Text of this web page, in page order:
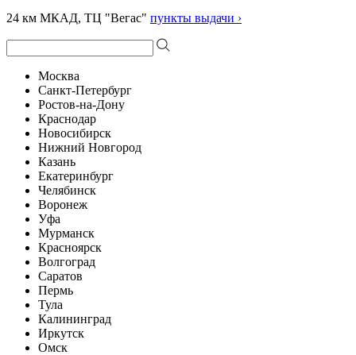
24 км МКАД, ТЦ "Вегас" пункты выдачи ›
Москва
Санкт-Петербург
Ростов-на-Дону
Краснодар
Новосибирск
Нижний Новгород
Казань
Екатеринбург
Челябинск
Воронеж
Уфа
Мурманск
Красноярск
Волгоград
Саратов
Пермь
Тула
Калининград
Иркутск
Омск